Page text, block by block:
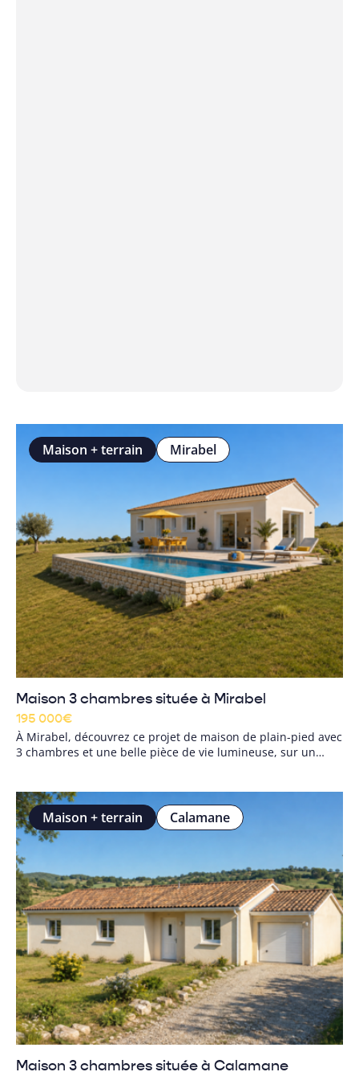
Maison + terrain Mirabel
Maison 3 chambres située à Mirabel
195 000€
À Mirabel, découvrez ce projet de maison de plain-pied avec
3 chambres et une belle pièce de vie lumineuse, sur un
Maison + terrain Calamane
Maison 3 chambres située à Calamane